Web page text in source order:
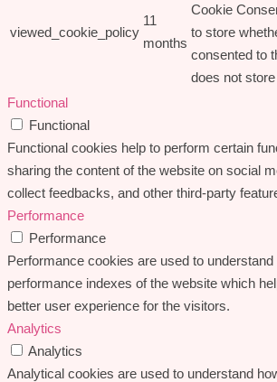
viewed_cookie_policy
11
months
Cookie
to store
consented to
does not
Functional
Functional
Functional cookies help to perform certain
sharing the content of the website on social
collect feedbacks, and other third-party
Performance
Performance
Performance cookies are used to
performance indexes of the website which
better user experience for the visitors.
Analytics
Analytics
Analytical cookies are used to understand